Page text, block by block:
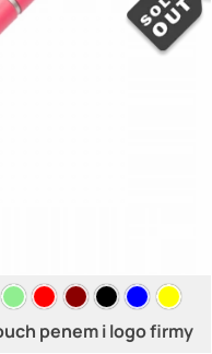
penem i logo firmy